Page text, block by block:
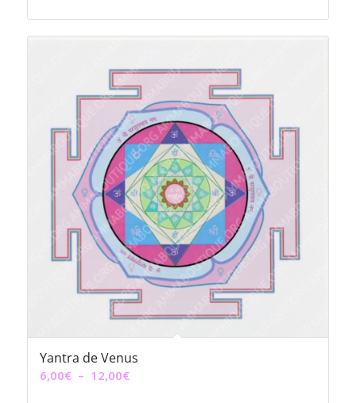
Yantra de Venus
6,00€ – 12,00€Plage